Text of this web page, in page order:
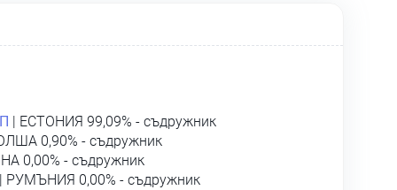
| ЕСТОНИЯ 99,09% - съдружник
0,90% - съдружник
0,00% - съдружник
РУМЪНИЯ 0,00% - съдружник